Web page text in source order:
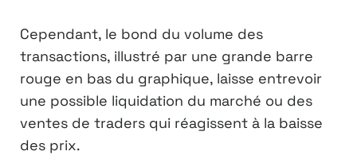
Cependant, le bond du volume des
transactions, illustré par une grande barre
rouge en bas du graphique, laisse entrevoir
une possible liquidation du marché ou des
ventes de traders qui réagissent à la baisse
des prix.